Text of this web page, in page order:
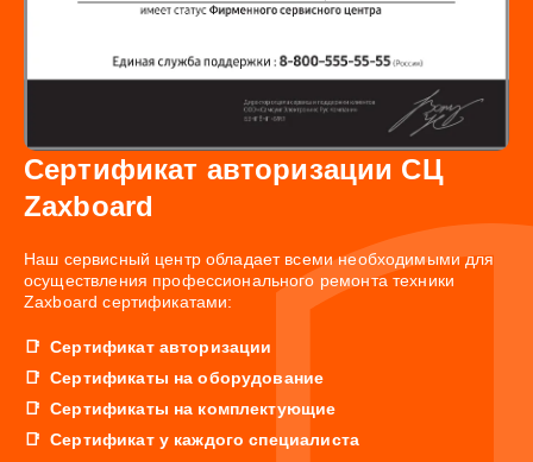
Сертификат авторизации СЦ
Zaxboard
Наш сервисный центр обладает всеми необходимыми для
осуществления профессионального ремонта техники
Zaxboard сертификатами:
Сертификат авторизации
Сертификаты на оборудование
Сертификаты на комплектующие
Сертификат у каждого специалиста